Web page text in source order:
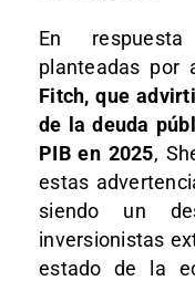
En
planteadas por
Fitch, que
de la deuda
PIB en 2025,
estas
siendo un
inversionistas
estado de la